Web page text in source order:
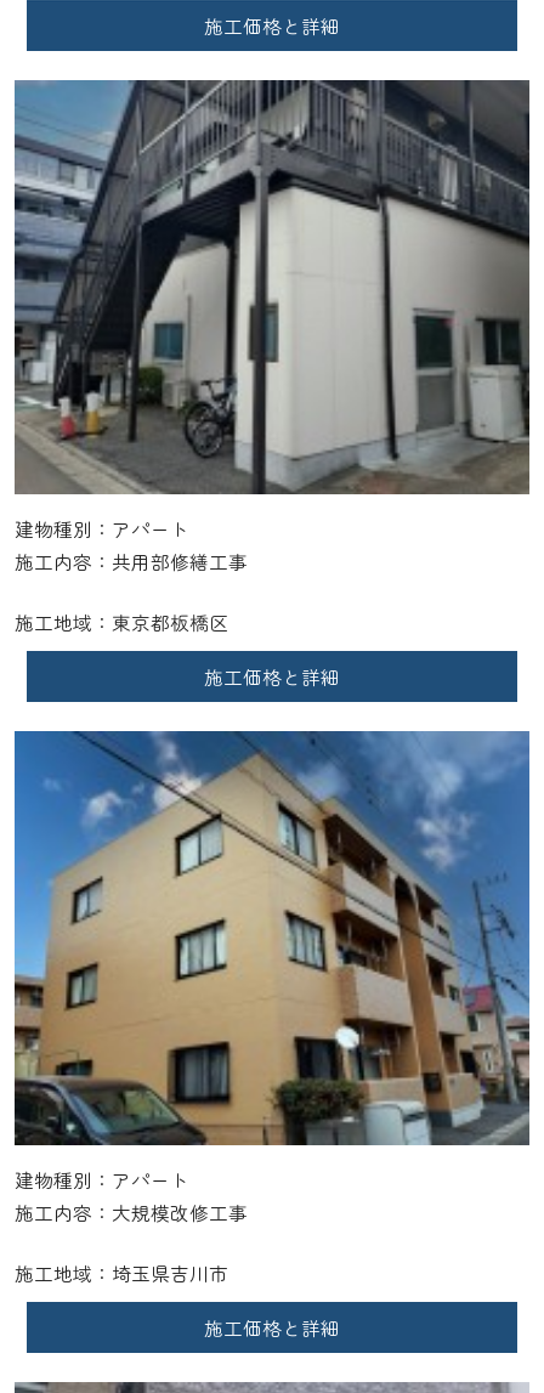
施工価格と詳細
建物種別：アパート
施工内容：共用部修繕工事
施工地域：東京都板橋区
施工価格と詳細
建物種別：アパート
施工内容：大規模改修工事
施工地域：埼玉県吉川市
施工価格と詳細